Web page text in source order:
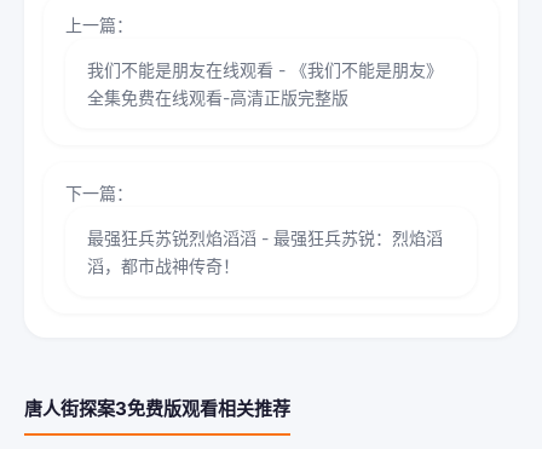
上一篇：
我们不能是朋友在线观看 - 《我们不能是朋友》
全集免费在线观看-高清正版完整版
下一篇：
最强狂兵苏锐烈焰滔滔 - 最强狂兵苏锐：烈焰滔
滔，都市战神传奇！
唐人街探案3免费版观看相关推荐